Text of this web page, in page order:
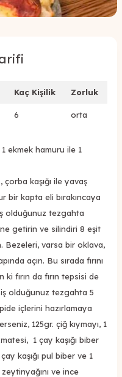
Kaç Kişilik Zorluk
6 orta
ekmek hamuru ile 1
kaşığı ile yavaş
bir kapta eli bırakıncaya
olduğunuz tezgahta
getirin ve silindiri 8 eşit
Bezeleri, varsa bir oklava,
açın. Bu sırada fırını
ki fırın da fırın tepsisi de
olduğunuz tezgahta 5
içlerini hazırlamaya
125gr. çiğ kıymayı, 1
1 çay kaşığı biber
kaşığı pul biber ve 1
zeytinyağını ve ince